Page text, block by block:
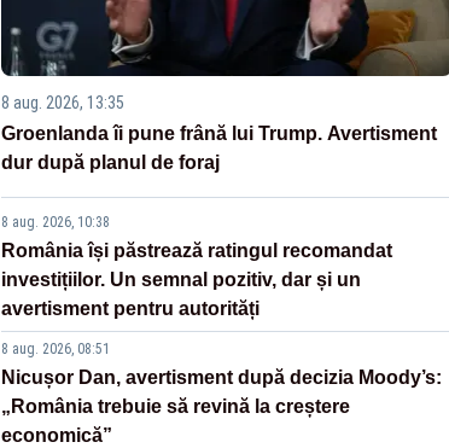
8 aug. 2026, 13:35
Groenlanda îi pune frână lui Trump. Avertisment
dur după planul de foraj
8 aug. 2026, 10:38
România își păstrează ratingul recomandat
investițiilor. Un semnal pozitiv, dar și un
avertisment pentru autorități
8 aug. 2026, 08:51
Nicușor Dan, avertisment după decizia Moody’s:
„România trebuie să revină la creștere
economică”